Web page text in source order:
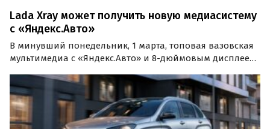
Lada Xray может получить новую медиасистему
с «Яндекс.Авто»
В минувший понедельник, 1 марта, топовая вазовская
мультимедиа с «Яндекс.Авто» и 8-дюймовым дисплеем
Cross, но и для «обычной» LADA XRay.